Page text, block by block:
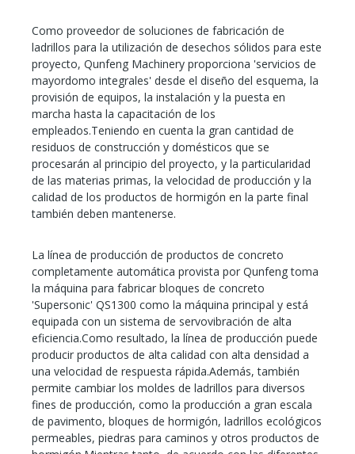
Como proveedor de soluciones de fabricación de
ladrillos para la utilización de desechos sólidos para este
proyecto, Qunfeng Machinery proporciona 'servicios de
mayordomo integrales' desde el diseño del esquema, la
provisión de equipos, la instalación y la puesta en
marcha hasta la capacitación de los
empleados.Teniendo en cuenta la gran cantidad de
residuos de construcción y domésticos que se
procesarán al principio del proyecto, y la particularidad
de las materias primas, la velocidad de producción y la
calidad de los productos de hormigón en la parte final
también deben mantenerse.
La línea de producción de productos de concreto
completamente automática provista por Qunfeng toma
la máquina para fabricar bloques de concreto
'Supersonic' QS1300 como la máquina principal y está
equipada con un sistema de servovibración de alta
eficiencia.Como resultado, la línea de producción puede
producir productos de alta calidad con alta densidad a
una velocidad de respuesta rápida.Además, también
permite cambiar los moldes de ladrillos para diversos
fines de producción, como la producción a gran escala
de pavimento, bloques de hormigón, ladrillos ecológicos
permeables, piedras para caminos y otros productos de